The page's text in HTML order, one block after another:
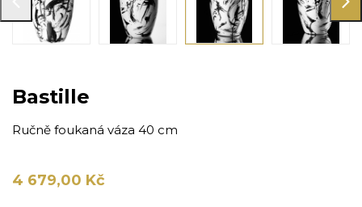
Bastille
Ručně foukaná váza 40 cm
4 679,00 Kč